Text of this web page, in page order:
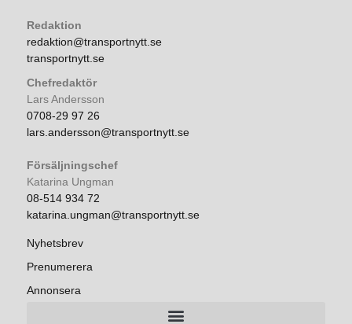
Redaktion
redaktion@transportnytt.se
transportnytt.se
Chefredaktör
Lars Andersson
0708-29 97 26
lars.andersson@transportnytt.se
Försäljningschef
Katarina Ungman
08-514 934 72
katarina.ungman@transportnytt.se
Nyhetsbrev
Prenumerera
Annonsera